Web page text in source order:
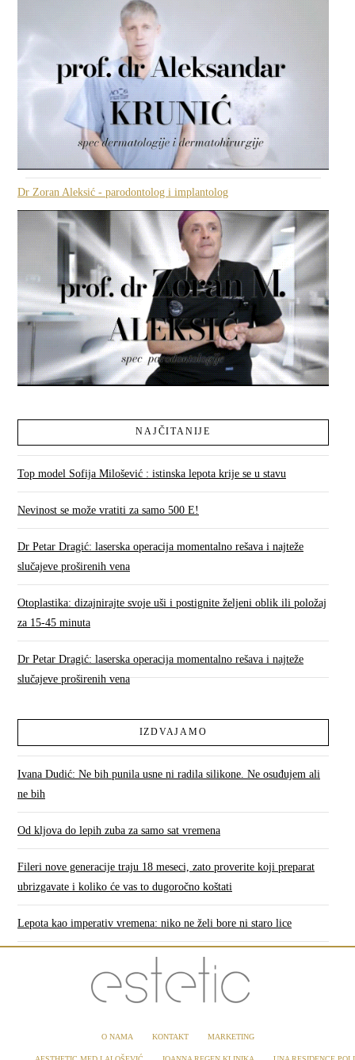
Dr Zoran Aleksić - parodontolog i implantolog
NAJČITANIJE
Top model Sofija Milošević : istinska lepota krije se u stavu
Nevinost se može vratiti za samo 500 E!
Dr Petar Dragić: laserska operacija momentalno rešava i najteže
slučajeve proširenih vena
Otoplastika: dizajnirajte svoje uši i postignite željeni oblik ili položaj
za 15-45 minuta
Dr Petar Dragić: laserska operacija momentalno rešava i najteže
slučajeve proširenih vena
IZDVAJAMO
Ivana Dudić: Ne bih punila usne ni radila silikone. Ne osuđujem ali
ne bih
Od kljova do lepih zuba za samo sat vremena
Fileri nove generacije traju 18 meseci, zato proverite koji preparat
ubrizgavate i koliko će vas to dugoročno koštati
Lepota kao imperativ vremena: niko ne želi bore ni staro lice
O NAMA KONTAKT MARKETING